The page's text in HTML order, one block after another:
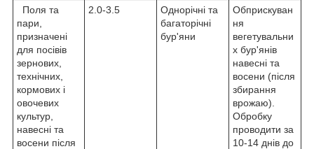
Поля та
пари,
призначені
для посівів
зернових,
технічних,
кормових і
овочевих
культур,
навесні та
восени після
2.0-3.5
Однорічні та
багаторічні
бур'яни
Обприскуван
ня
вегетувальни
х бур'янів
навесні та
восени (після
збирання
врожаю).
Обробку
проводити за
10-14 днів до